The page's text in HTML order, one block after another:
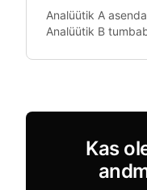
Analüütik A
Analüütik B
Konfiguratsiooni
Kas